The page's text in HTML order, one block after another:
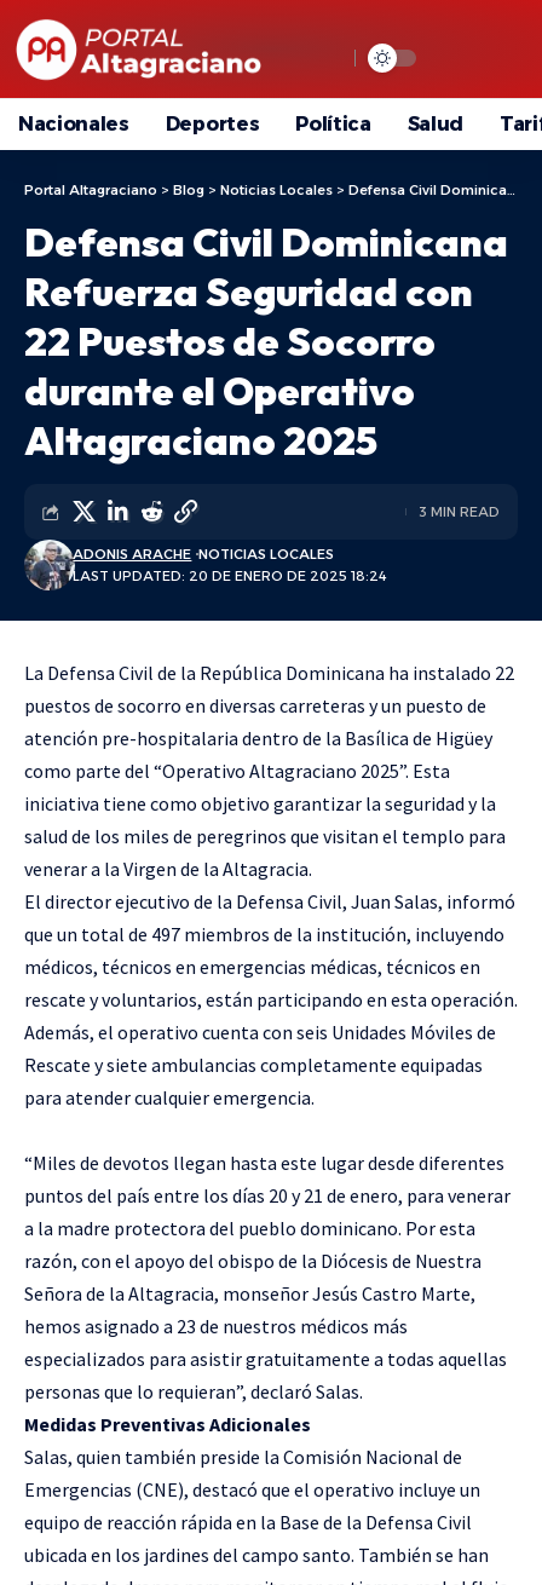
Nacionales Deportes Política Salud
Portal Altagraciano > Blog > Noticias Locales > Defensa Civil Dominicana Refuerza Seguridad con 22 Puestos de Socorro durante el Operativo Altagraciano 2025
Defensa Civil Dominicana
Refuerza Seguridad con
22 Puestos de Socorro
durante el Operativo
Altagraciano 2025
LAST UPDATED: 20 DE ENERO DE 2025 18:24
ADONIS ARACHE NOTICIAS LOCALES
3 MIN READ
La Defensa Civil de la República Dominicana ha instalado 22
puestos de socorro en diversas carreteras y un puesto de
atención pre-hospitalaria dentro de la Basílica de Higüey
como parte del “Operativo Altagraciano 2025”. Esta
iniciativa tiene como objetivo garantizar la seguridad y la
salud de los miles de peregrinos que visitan el templo para
venerar a la Virgen de la Altagracia.
El director ejecutivo de la Defensa Civil, Juan Salas, informó
que un total de 497 miembros de la institución, incluyendo
médicos, técnicos en emergencias médicas, técnicos en
rescate y voluntarios, están participando en esta operación.
Además, el operativo cuenta con seis Unidades Móviles de
Rescate y siete ambulancias completamente equipadas
para atender cualquier emergencia.
“Miles de devotos llegan hasta este lugar desde diferentes
puntos del país entre los días 20 y 21 de enero, para venerar
a la madre protectora del pueblo dominicano. Por esta
razón, con el apoyo del obispo de la Diócesis de Nuestra
Señora de la Altagracia, monseñor Jesús Castro Marte,
hemos asignado a 23 de nuestros médicos más
especializados para asistir gratuitamente a todas aquellas
personas que lo requieran”, declaró Salas.
Medidas Preventivas Adicionales
Salas, quien también preside la Comisión Nacional de
Emergencias (CNE), destacó que el operativo incluye un
equipo de reacción rápida en la Base de la Defensa Civil
ubicada en los jardines del campo santo. También se han